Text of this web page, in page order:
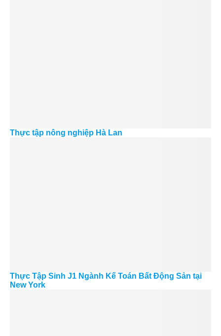
Thực tập nông nghiệp Hà Lan
Thực Tập Sinh J1 Ngành Kế Toán Bất Động Sản tại
New York